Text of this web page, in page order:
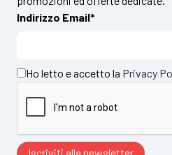
Indirizzo Email*
Ho letto e accetto la Privacy